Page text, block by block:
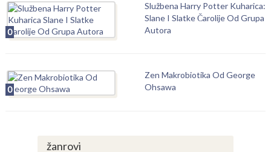
0
Službena Harry Potter Kuharica:
Slane I Slatke Čarolije Od Grupa
Autora
0
Zen Makrobiotika Od George
Ohsawa
žanrovi